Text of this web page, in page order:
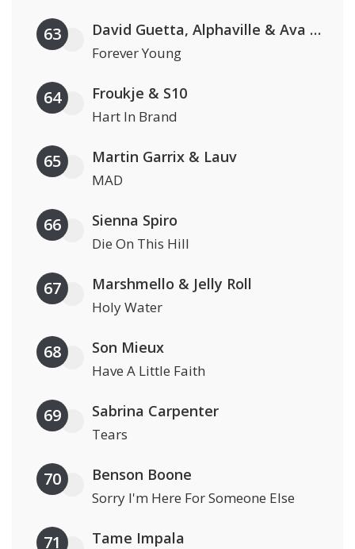
63 David Guetta, Alphaville & Ava Max
Forever Young
64 Froukje & S10
Hart In Brand
65 Martin Garrix & Lauv
MAD
66 Sienna Spiro
Die On This Hill
67 Marshmello & Jelly Roll
Holy Water
68 Son Mieux
Have A Little Faith
69 Sabrina Carpenter
Tears
70 Benson Boone
Sorry I'm Here For Someone Else
71 Tame Impala